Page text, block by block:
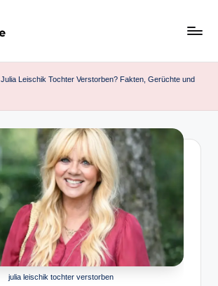
Julia Leischik Tochter Verstorben? Fakten, Gerüchte und
julia leischik tochter verstorben